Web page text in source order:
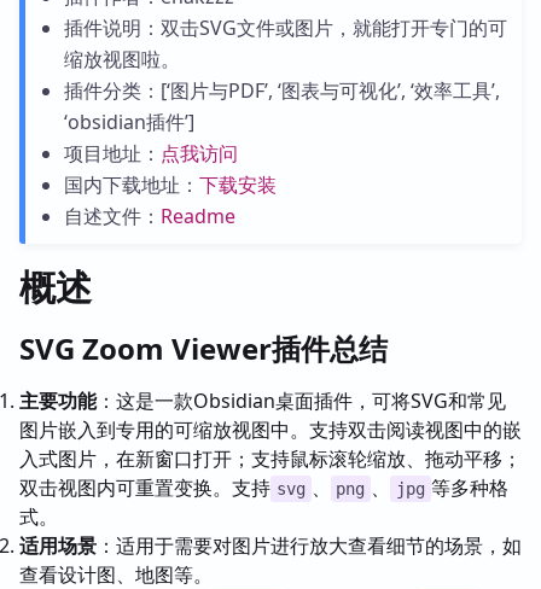
插件说明：双击SVG文件或图片，就能打开专门的可
缩放视图啦。
插件分类：[‘图片与PDF’, ‘图表与可视化’, ‘效率工具’,
‘obsidian插件’]
项目地址： 点我访问
国内下载地址： 下载安装
自述文件： Readme
概述
SVG Zoom Viewer插件总结
主要功能：这是一款Obsidian桌面插件，可将SVG和常见
图片嵌入到专用的可缩放视图中。支持双击阅读视图中的嵌
入式图片，在新窗口打开；支持鼠标滚轮缩放、拖动平移；
双击视图内可重置变换。支持 svg 、 png 、 jpg 等多种格
式。
适用场景 ：适用于需要对图片进行放大查看细节的场景，如
查看设计图、地图等。